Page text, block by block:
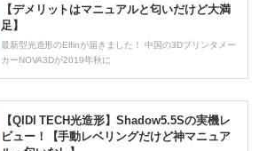
【デメリットはマニュアルと匂いだけど大満
足】
最新型光造形のElfinが届きました！ 中国の3Dプリンタメー
カーNOVA3Dが2019年秋に
【QIDI TECH光造形】Shadow5.5Sの実機レ
ビュー！【手動レベリングだけど神マニュア